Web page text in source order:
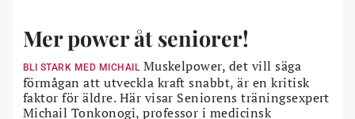
Mer power åt seniorer!
BLI STARK MED MICHAILMuskelpower, det vill säga
förmågan att utveckla kraft snabbt, är en kritisk
faktor för äldre. Här visar Seniorens träningsexpert
Michail Tonkonogi, professor i medicinsk